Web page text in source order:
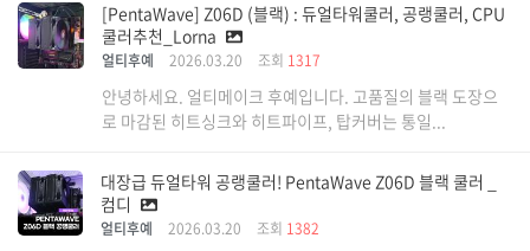
[PentaWave] Z06D (블랙) : 듀얼타워쿨러, 공랭쿨러, CPU
쿨러추천_Lorna
얼티후예 2026.03.20 조회 1317
안녕하세요. 얼티메이크 후예입니다. 고품질의 블랙 도장으
로 마감된 히트싱크와 히트파이프, 탑커버는 통일...
대장급 듀얼타워 공랭쿨러! PentaWave Z06D 블랙 쿨러 _
컴디
얼티후예 2026.03.20 조회 1382